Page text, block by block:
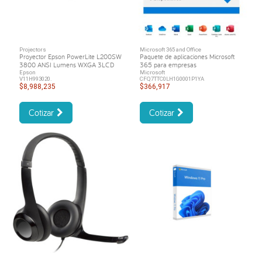
Projectors
Proyector Epson PowerLite L200SW
3800 ANSI Lumens WXGA 3LCD
Epson
V11H993020.
$8,988,235
Cotizar
Microsoft 365 and Office
Paquete de aplicaciones Microsoft
365 para empresas
Microsoft
CFQ7TTC0LH1G0001P1YA
$366,917
Cotizar